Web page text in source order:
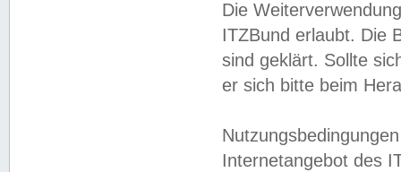
Die
ITZBund erlaubt. Die
sind geklärt. Sollte
er sich bitte beim
Internetangebot des